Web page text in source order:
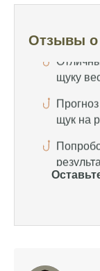
Отзывы о
Уже
всегда